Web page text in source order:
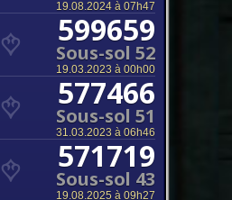
19.08.2024 à 07h47
599659
Sous-sol 52
19.03.2023 à 00h00
577466
Sous-sol 51
31.03.2023 à 06h46
571719
Sous-sol 43
19.08.2025 à 09h27